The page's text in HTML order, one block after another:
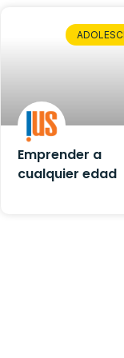
Emprender a
cualquier edad